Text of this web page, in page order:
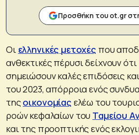
Προσθήκη του ot.gr
Οι ελληνικές μετοχές που
ανθεκτικές πέρυσι δείχνουν
σημειώσουν καλές επιδόσεις
του 2023, απόρροια ενός
τηςοικονομίας ελέω του
ροών κεφαλαίων του Ταμείου
και της προοπτικής ενός